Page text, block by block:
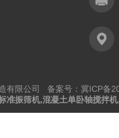
有限公司 备案号：冀ICP备
准振筛机,混凝土单卧轴搅拌机